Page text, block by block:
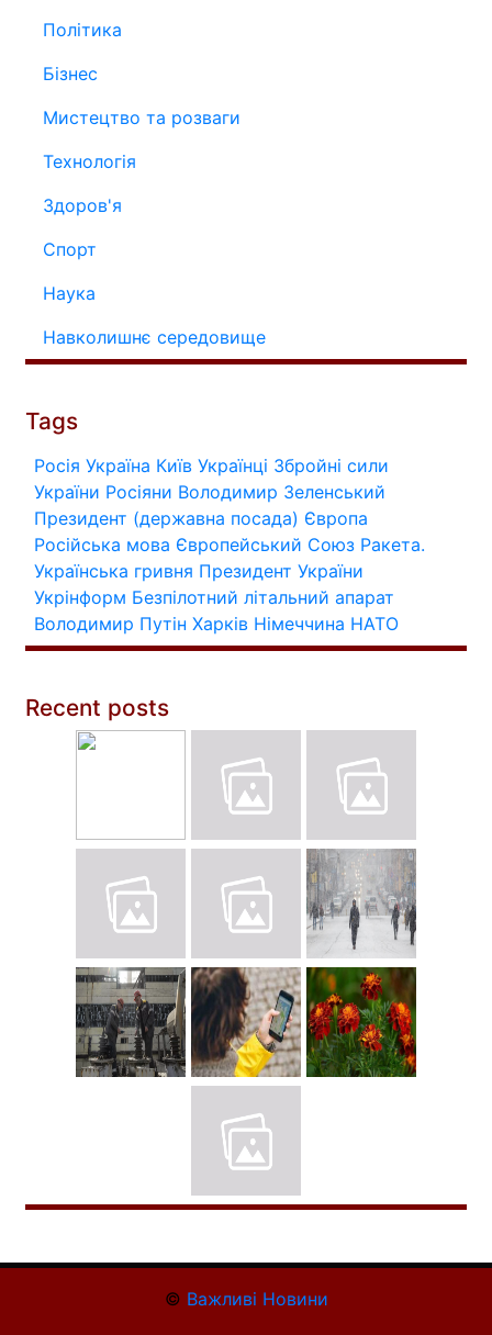
Політика
Бізнес
Мистецтво та розваги
Технологія
Здоров'я
Спорт
Наука
Навколишнє середовище
Tags
Росія Україна Київ Українці Збройні сили
України Росіяни Володимир Зеленський
Президент (державна посада) Європа
Російська мова Європейський Союз Ракета.
Українська гривня Президент України
Укрінформ Безпілотний літальний апарат
Володимир Путін Харків Німеччина НАТО
Recent posts
© Важливі Новини